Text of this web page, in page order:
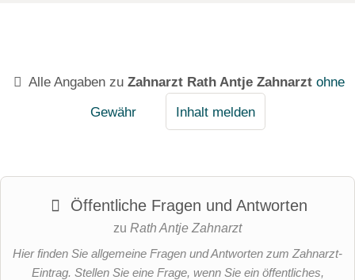
Alle Angaben zuZahnarzt Rath Antje Zahnarzt ohne
Gewähr
Inhalt melden
Öffentliche Fragen und Antworten
zu Rath Antje Zahnarzt
Hier finden Sie allgemeine Fragen und Antworten zum Zahnarzt-
Eintrag. Stellen Sie eine Frage, wenn Sie ein öffentliches,